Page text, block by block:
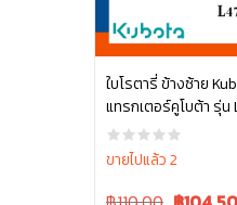
ใบโรตารี่ ข้างซ้าย
แทรกเตอร์คูโบต้า รุ่
W9518-54061
ขายไปแล้ว 2
Original
Current
หยิบใ